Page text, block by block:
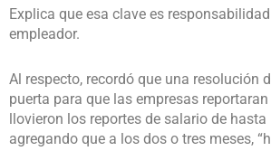
Explica que esa clave es
empleador.
Al respecto, recordó que una resolución
puerta para que las empresas
llovieron los reportes de salario de hasta
agregando que a los dos o tres meses,